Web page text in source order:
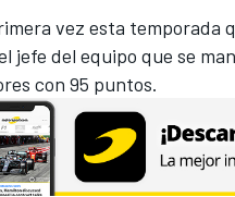
vez esta temporada
jefe del equipo que se
con 95 puntos.